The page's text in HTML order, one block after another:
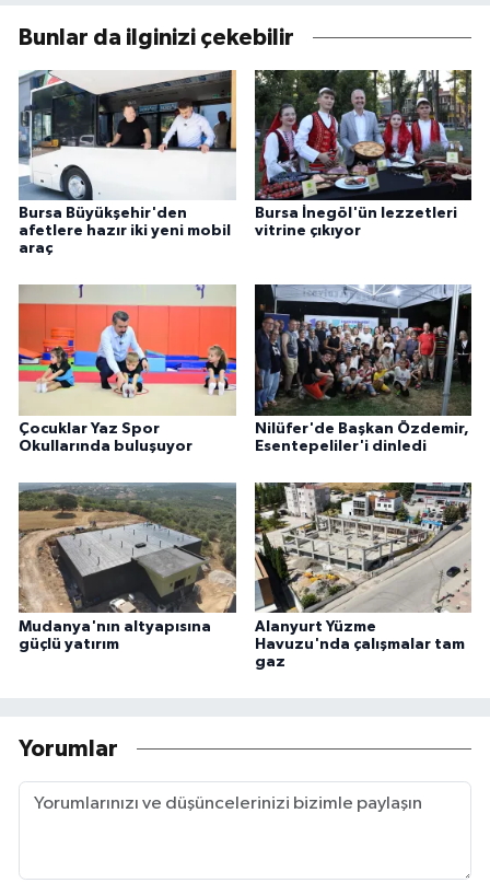
Bunlar da ilginizi çekebilir
Bursa Büyükşehir'den
afetlere hazır iki yeni mobil
araç
Bursa İnegöl'ün lezzetleri
vitrine çıkıyor
Çocuklar Yaz Spor
Okullarında buluşuyor
Nilüfer'de Başkan Özdemir,
Esentepeliler'i dinledi
Mudanya'nın altyapısına
güçlü yatırım
Alanyurt Yüzme
Havuzu'nda çalışmalar tam
gaz
Yorumlar